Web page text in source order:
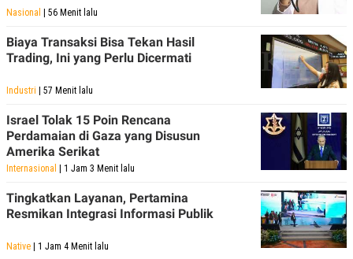
Nasional | 56 Menit lalu
Biaya Transaksi Bisa Tekan Hasil
Trading, Ini yang Perlu Dicermati
Industri | 57 Menit lalu
Israel Tolak 15 Poin Rencana
Perdamaian di Gaza yang Disusun
Amerika Serikat
Internasional | 1 Jam 3 Menit lalu
Tingkatkan Layanan, Pertamina
Resmikan Integrasi Informasi Publik
Native | 1 Jam 4 Menit lalu